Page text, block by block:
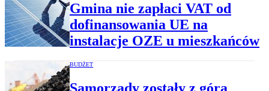
Gmina nie zapłaci VAT od
dofinansowania UE na
instalacje OZE u mieszkańców
BUDŻET